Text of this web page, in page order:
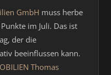
GmbH muss herbe
im Juli. Das ist
der die
beeinflussen kann.
Thomas